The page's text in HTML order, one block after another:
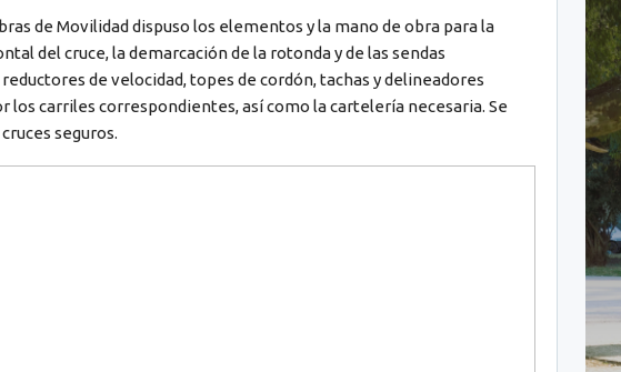
de Movilidad dispuso los elementos y la mano de obra para la
del cruce, la demarcación de la rotonda y de las sendas
de velocidad, topes de cordón, tachas y delineadores
carriles correspondientes, así como la cartelería necesaria. Se
seguros.